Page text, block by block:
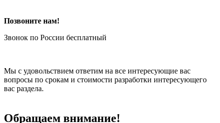
Позвоните нам!
Звонок по России бесплатный
Мы с удовольствием ответим на все интересующие вас
вопросы по срокам и стоимости разработки интересующего
вас раздела.
Обращаем внимание!